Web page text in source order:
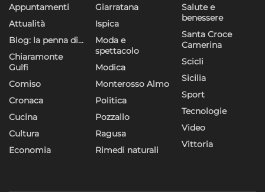
Appuntamenti
Attualità
Blog: la penna di…
Chiaramonte
Gulfi
Comiso
Cronaca
Cucina
Cultura
Economia
Giarratana
Ispica
Moda e
spettacolo
Modica
Monterosso Almo
Politica
Pozzallo
Ragusa
Rimedi naturali
Salute e
benessere
Santa Croce
Camerina
Scicli
Sicilia
Sport
Tecnologie
Video
Vittoria